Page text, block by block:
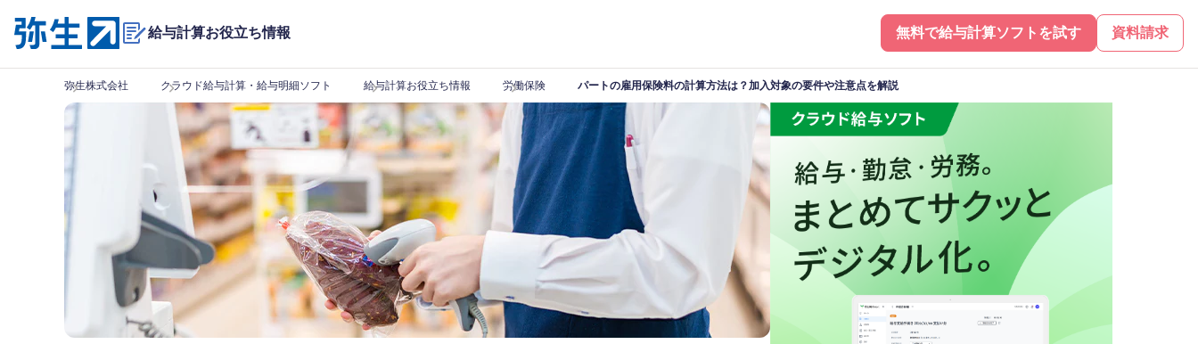
給与計算お役立ち情報 資料請求
無料で給与計算ソフトを試す
弥生株式会社 クラウド給与計算・給与明細ソフト 給与計算お役立ち情報 労働保険 パートの雇用保険料の計算方法は？加入対象の要件や注意点を解説